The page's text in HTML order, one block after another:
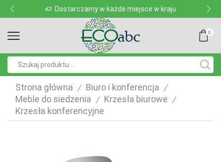
Dostarczamy w każde miejsce w kraju
0
Strona główna / Biuro i konferencja /
Meble do siedzenia / Krzesła biurowe /
Krzesła konferencyjne